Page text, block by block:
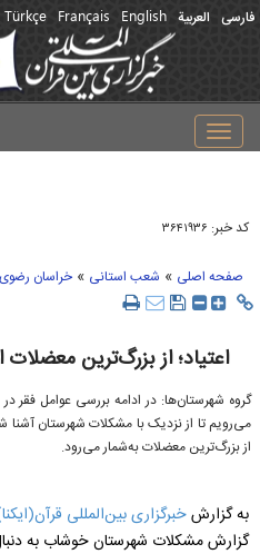
فارسی العربیة English
Français
Türkçe
Toggle
navigation
کد خبر: ۳۶۴۱۹۳۶
صفحه اصلی » شعب استانی » خراسان رضوی
اعتیاد؛ از بزرگ‌ترین
گروه شهرستان‌ها: در ادامه بررسی عوامل فقر
می‌رویم تا از نزدیک با مشکلات شهرستان آشنا
از بزرگ‌ترین معضلات به‌شمار می‌رود.
به گزارشخبرگزاری بین‌المللی
گزارش مشکلات شهرستان خوشاب به